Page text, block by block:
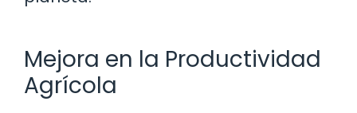
Mejora en la Productividad
Agrícola